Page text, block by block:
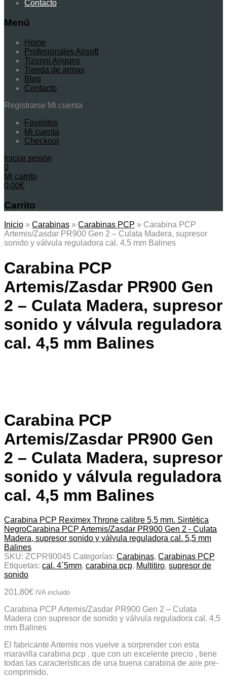
Contacto
Menú
Home
Profesionales Airsoft
Tizonni Airguns
Tienda de armas
Blog
Contacto
Registrarse Mi cuenta
Favoritos
Mi cuenta
Checkout
Iniciar sesión
0
Mi carrito
0,00€
Carrito
Inicio » Carabinas » Carabinas PCP » Carabina PCP
Artemis/Zasdar PR900 Gen 2 – Culata Madera, supresor
sonido y válvula reguladora cal. 4,5 mm Balines
Carabina PCP
Artemis/Zasdar PR900 Gen
2 – Culata Madera, supresor
sonido y válvula reguladora
cal. 4,5 mm Balines
Carabina PCP
Artemis/Zasdar PR900 Gen
2 – Culata Madera, supresor
sonido y válvula reguladora
cal. 4,5 mm Balines
Carabina PCP Reximex Throne calibre 5,5 mm. Sintética
NegroCarabina PCP Artemis/Zasdar PR900 Gen 2 - Culata
Madera, supresor sonido y válvula reguladora cal. 5,5 mm
Balines
SKU: ZCPR90045 Categorías: Carabinas, Carabinas PCP
Etiquetas: cal. 4´5mm, carabina pcp, Multitiro, supresor de
sonido
201,80€ IVA incluido
Carabina PCP Artemis/Zasdar PR900 Gen 2 – Culata
Madera con supresor de sonido y válvula reguladora cal. 4,5
mm Balines
El fabricante Artemis nos vuelve a sorprender con esta
maravilla carabina pcp . que con un excelente precio , tiene
todas las características de una buena carabina de aire pre-
comprimido.